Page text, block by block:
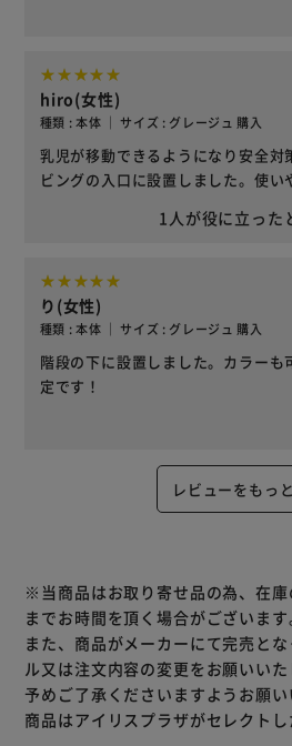
hiro(女性)
種類 : 本体 ｜ サイズ : グレージュ 購入
乳児が移動できるようになり安全対
ビングの入口に設置しました。使い
1 人が役に立った
り(女性)
種類 : 本体 ｜ サイズ : グレージュ 購入
階段の下に設置しました。カラーも
定です！
レビューをもっ
※当商品はお取り寄せ品の為、在
までお時間を頂く場合がございます
また、商品がメーカーにて完売と
ル又は注文内容の変更をお願いいた
予めご了承くださいますようお願い
商品はアイリスプラザがセレクトし